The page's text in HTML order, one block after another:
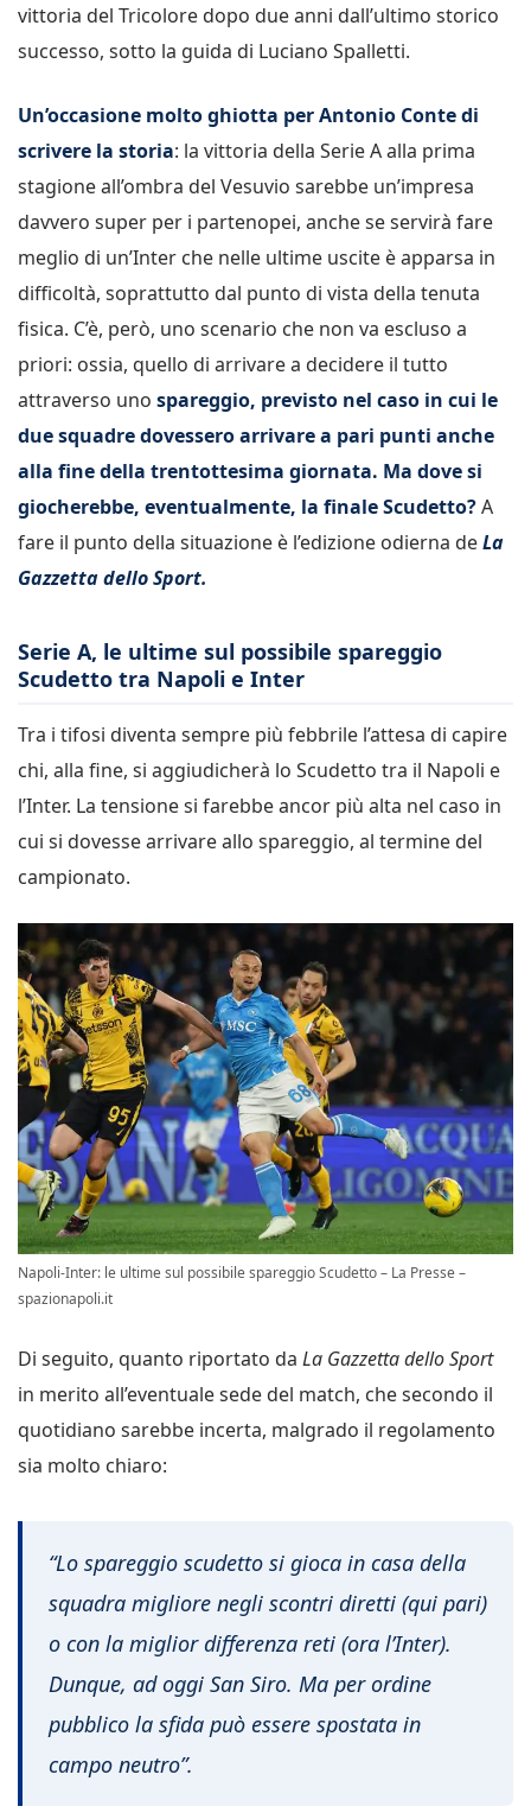
vittoria del Tricolore dopo due anni dall’ultimo storico
successo, sotto la guida di Luciano Spalletti.
Un’occasione molto ghiotta per Antonio Conte di
scrivere la storia: la vittoria della Serie A alla prima
stagione all’ombra del Vesuvio sarebbe un’impresa
davvero super per i partenopei, anche se servirà fare
meglio di un’Inter che nelle ultime uscite è apparsa in
difficoltà, soprattutto dal punto di vista della tenuta
fisica. C’è, però, uno scenario che non va escluso a
priori: ossia, quello di arrivare a decidere il tutto
attraverso uno spareggio, previsto nel caso in cui le
due squadre dovessero arrivare a pari punti anche
alla fine della trentottesima giornata. Ma dove si
giocherebbe, eventualmente, la finale Scudetto?A
fare il punto della situazione è l’edizione odierna deLa
Gazzetta dello Sport.
Serie A, le ultime sul possibile spareggio
Scudetto tra Napoli e Inter
Tra i tifosi diventa sempre più febbrile l’attesa di capire
chi, alla fine, si aggiudicherà lo Scudetto tra il Napoli e
l’Inter. La tensione si farebbe ancor più alta nel caso in
cui si dovesse arrivare allo spareggio, al termine del
campionato.
Napoli-Inter: le ultime sul possibile spareggio Scudetto – La Presse –
spazionapoli.it
Di seguito, quanto riportato da La Gazzetta dello Sport
in merito all’eventuale sede del match, che secondo il
quotidiano sarebbe incerta, malgrado il regolamento
sia molto chiaro:
“Lo spareggio scudetto si gioca in casa della
squadra migliore negli scontri diretti (qui pari)
o con la miglior differenza reti (ora l’Inter).
Dunque, ad oggi San Siro. Ma per ordine
pubblico la sfida può essere spostata in
campo neutro”.